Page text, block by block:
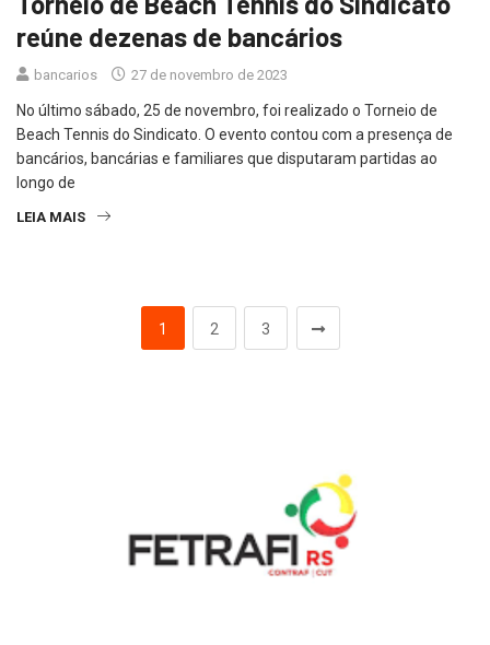
reúne dezenas de bancários
bancarios 27 de novembro de 2023
No último sábado, 25 de novembro, foi realizado o Torneio de
Beach Tennis do Sindicato. O evento contou com a presença de
bancários, bancárias e familiares que disputaram partidas ao
longo de
LEIA MAIS
1 2 3